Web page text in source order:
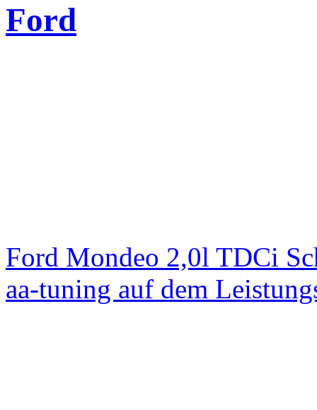
Ford
Ford Mondeo 2,0l TDCi
aa-tuning auf dem